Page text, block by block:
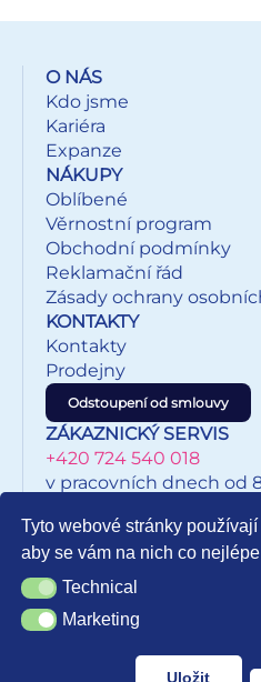
O NÁS
Kdo jsme
Kariéra
Expanze
NÁKUPY
Oblíbené
Věrnostní program
Obchodní podmínky
Reklamační řád
Zásady ochrany
KONTAKTY
Kontakty
Prodejny
Odstoupení od smlouvy
ZÁKAZNICKÝ SERVIS
+420 724 540 018
v pracovních dnech od
NEWSLETTER
Tyto webové stránky
aby se vám na nich co
TechnicalTechnical
MarketingMarketing
Uložit